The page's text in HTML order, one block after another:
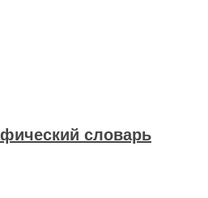
словарь